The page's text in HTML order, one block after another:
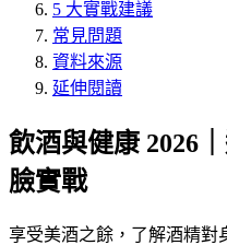
5 大實戰建議
常見問題
資料來源
延伸閱讀
飲酒與健康 2026
臉實戰
享受美酒之餘，了解酒精對